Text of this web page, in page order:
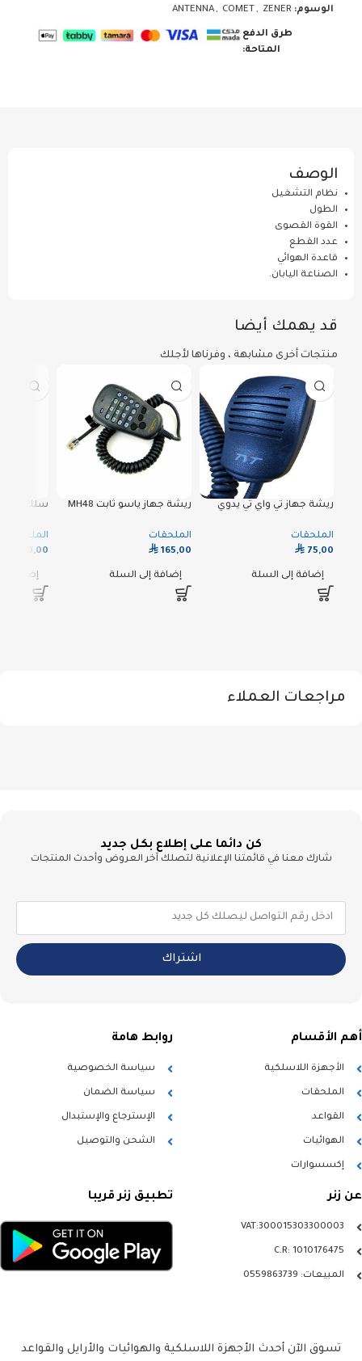
الوسوم:
ANTENNA, COMET , ZENER
طرق الدفع
المتاحة:
الوصف
نظام التشغيل
الطول
القوة القصوى
عدد القطع
قاعدة الهوائي
الصناعة اليابان.
قد يهمك أيضا
منتجات أخرى مشابهة ، وفرناها لأجلك
ريشة جهاز تي واي تي يدوي
الملحقات
⃁ 75,00
إضافة إلى السلة
ريشة جهاز ياسو ثابت MH48
الملحقات
⃁165,00
إضافة إلى السلة
سلك
الملحقات
30,00
إضافة
مراجعات العملاء
كن دائما على إطلاع بكل جديد
شارك معنا في قائمتنا الإعلانية لتصلك آخر العروض وأحدث المنتجات
اشتراك
أهم الأقسام
الأجهزة اللاسلكية
الملحقات
القواعد
الهوائيات
إكسسوارات
روابط هامة
سياسة الخصوصية
سياسة الضمان
الإسترجاع والإستبدال
الشحن والتوصيل
عن زنر
VAT:300015303300003
C.R: 1010176475
المبيعات: 0559863739
تطبيق زنر قريبا
تسوق الآن أحدث الأجهزة اللاسلكية والهوائيات والأرايل والقواعد